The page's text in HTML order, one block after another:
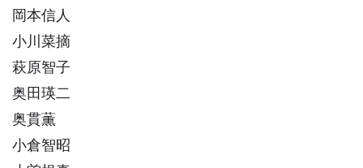
岡本信人
小川菜摘
萩原智子
奥田瑛二
奥貫薫
小倉智昭